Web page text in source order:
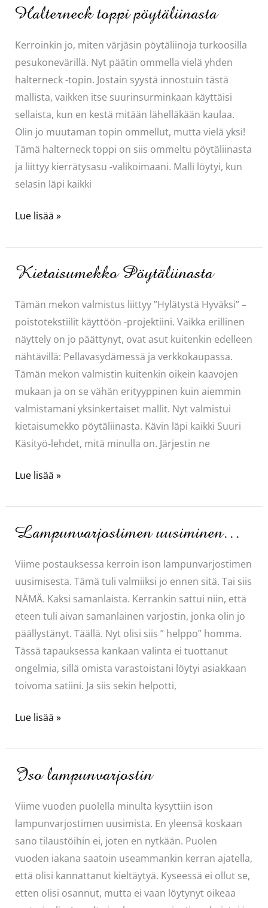
Halterneck toppi pöytäliinasta
Kerroinkin jo, miten värjäsin pöytäliinoja turkoosilla
pesukonevärillä. Nyt päätin ommella vielä yhden
halterneck -topin. Jostain syystä innostuin tästä
mallista, vaikken itse suurinsurminkaan käyttäisi
sellaista, kun en kestä mitään lähelläkään kaulaa.
Olin jo muutaman topin ommellut, mutta vielä yksi!
Tämä halterneck toppi on siis ommeltu pöytäliinasta
ja liittyy kierrätysasu -valikoimaani. Malli löytyi, kun
selasin läpi kaikki
Halterneck
pöytäliinasta
Lue lisää »
Kietaisumekko Pöytäliinasta
Tämän mekon valmistus liittyy ”Hylätystä Hyväksi” –
poistotekstiilit käyttöön -projektiini. Vaikka erillinen
näyttely on jo päättynyt, ovat asut kuitenkin edelleen
nähtävillä: Pellavasydämessä ja verkkokaupassa.
Tämän mekon valmistin kuitenkin oikein kaavojen
mukaan ja on se vähän erityyppinen kuin aiemmin
valmistamani yksinkertaiset mallit. Nyt valmistui
kietaisumekko pöytäliinasta. Kävin läpi kaikki Suuri
Käsityö-lehdet, mitä minulla on. Järjestin ne
Kietaisumekko
Lue lisää »
Lampunvarjostimen uusiminen…
Viime postauksessa kerroin ison lampunvarjostimen
uusimisesta. Tämä tuli valmiiksi jo ennen sitä. Tai siis
NÄMÄ. Kaksi samanlaista. Kerrankin sattui niin, että
eteen tuli aivan samanlainen varjostin, jonka olin jo
päällystänyt. Täällä. Nyt olisi siis ” helppo” homma.
Tässä tapauksessa kankaan valinta ei tuottanut
ongelmia, sillä omista varastoistani löytyi asiakkaan
toivoma satiini. Ja siis sekin helpotti,
Lampunvarjostimen
Lue lisää »
Iso lampunvarjostin
Viime vuoden puolella minulta kysyttiin ison
lampunvarjostimen uusimista. En yleensä koskaan
sano tilaustöihin ei, joten en nytkään. Puolen
vuoden iakana saatoin useammankin kerran ajatella,
että olisi kannattanut kieltäytyä. Kyseessä ei ollut se,
etten olisi osannut, mutta ei vaan löytynyt oikeaa